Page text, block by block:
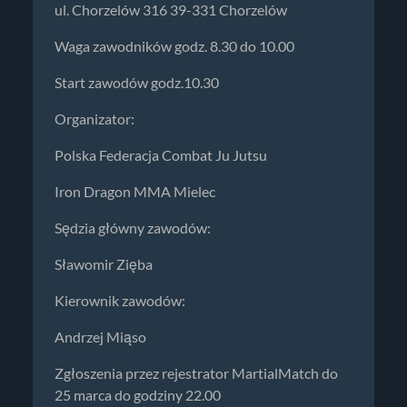
ul. Chorzelów 316 39-331 Chorzelów
Waga zawodników godz. 8.30 do 10.00
Start zawodów godz.10.30
Organizator:
Polska Federacja Combat Ju Jutsu
Iron Dragon MMA Mielec
Sędzia główny zawodów:
Sławomir Zięba
Kierownik zawodów:
Andrzej Miąso
Zgłoszenia przez rejestrator MartialMatch do
25 marca do godziny 22.00